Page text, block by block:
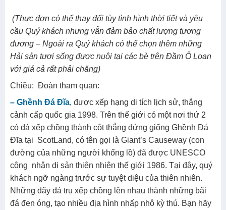
(Thực đơn có thể thay đổi tùy tình hình thời tiết và yêu
cầu Quý khách nhưng vẫn đảm bảo chất lượng tương
đương – Ngoài ra Quý khách có thể chọn thêm những
Hải sản tươi sống được nuôi tại các bè trên Đầm Ô Loan
với giá cả rất phải chăng)
Chiều: Đoàn tham quan:
– Ghềnh Đá Đĩa, được xếp hạng di tích lịch sử, thắng
cảnh cấp quốc gia 1998. Trên thế giới có một nơi thứ 2
có đá xếp chồng thành cột thẳng đứng giống Ghềnh Đá
Đĩa tại ScotLand, có tên gọi là Giant’s Causeway (con
đường của những người khổng lồ) đã được UNESCO
công nhận di sản thiên nhiên thế giới 1986. Tại đây, quý
khách ngỡ ngàng trước sự tuyệt diệu của thiên nhiên.
Những dãy đá trụ xếp chồng lên nhau thành những bãi
đá đen óng, tạo nhiều địa hình nhấp nhô kỳ thú. Bạn hãy